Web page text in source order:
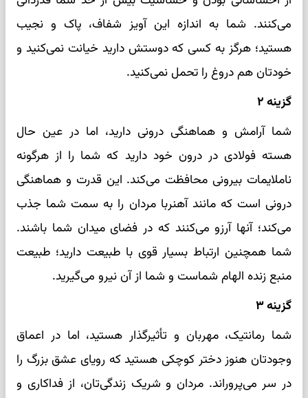
می‌کنند. شما به اندازه این آویز شفاف، پاک و نجیب
هستید؛ هرگز به کسی که دوستش دارید خیانت نمی‌کنید و
خودتان هم دروغ را تحمل نمی‌کنید.
گزینه ۲
شما آرامش و هماهنگی درونی دارید، اما در عین حال
هسته فولادی در درون خود دارید که شما را از هرگونه
ناملایمات بیرونی محافظت می‌کند. این قدرت و هماهنگی
درونی است که مانند آهنربا مردان را به سمت شما جذب
می‌کند؛ آنها آرزو می‌کنند که در فضای میدان شما باشند.
شما همچنین ارتباط بسیار قوی با طبیعت دارید؛ طبیعت
منبع زنده الهام شماست و شما از آن نیرو می‌گیرید.
گزینه ۳
شما رمانتیک، مهربان و تأثیرگذار هستید، اما در اعماق
وجودتان هنوز دختر کوچکی هستید که رویای عشق بزرگ را
در سر می‌پروراند. مردان و شریک زندگی‌تان، از فداکاری و